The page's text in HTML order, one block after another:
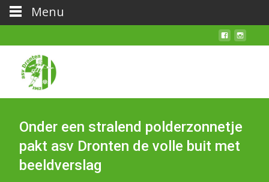
Onder een stralend polderzonnetje
pakt asv Dronten de volle buit met
beeldverslag
Menu